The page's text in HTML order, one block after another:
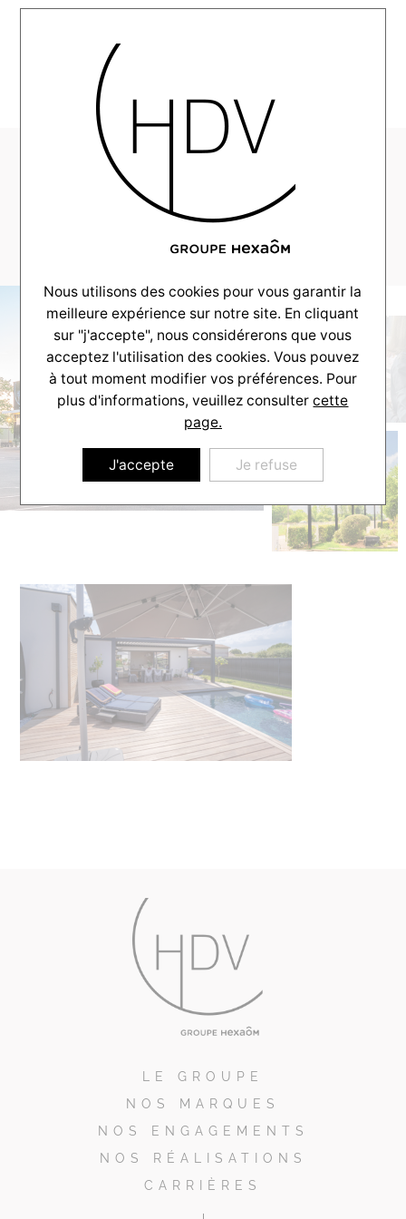
CV-Reportage-
Gujan-2020-
08_0008_09
LE GROUPE
NOS MARQUES
NOS ENGAGEMENTS
NOS RÉALISATIONS
CARRIÈRES
Nous utilisons des cookies pour vous garantir la
meilleure expérience sur notre site. En cliquant
sur "j'accepte", nous considérerons que vous
acceptez l'utilisation des cookies. Vous pouvez
à tout moment modifier vos préférences. Pour
plus d'informations, veuillez consultercette
page.
J'accepte Je refuse